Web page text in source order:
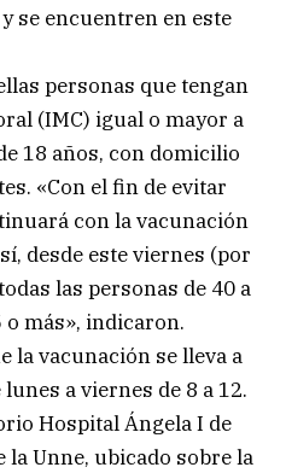
se encuentren en este
personas que tengan
(IMC) igual o mayor a
18 años, con domicilio
«Con el fin de evitar
con la vacunación
desde este viernes (por
las personas de 40 a
o más», indicaron.
la vacunación se lleva a
a viernes de 8 a 12.
Hospital Ángela I de
la Unne, ubicado sobre la